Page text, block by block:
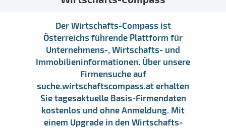
Der Wirtschafts-Compass ist
Österreichs führende Plattform für
Unternehmens-, Wirtschafts- und
Immobilieninformationen. Über unsere
Firmensuche auf
suche.wirtschaftscompass.at erhalten
Sie tagesaktuelle Basis-Firmendaten
kostenlos und ohne Anmeldung. Mit
einem Upgrade in den Wirtschafts-